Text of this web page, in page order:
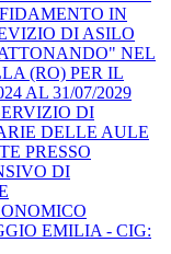
IN
DI ASILO
NEL
(RO) PER IL
AL 31/07/2029
DI
DELLE AULE
PRESSO
DI
EMILIA - CIG: